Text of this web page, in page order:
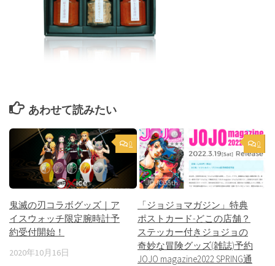
あわせて読みたい
0
鬼滅の刃コラボグッズ｜ア
イスウォッチ限定腕時計予
約受付開始！
2020年10月16日
0
「ジョジョマガジン」特典
ポストカード-どこの店舗？
ステッカー付きジョジョの
奇妙な冒険グッズ(雑誌)予約
JOJO magazine2022 SPRING通